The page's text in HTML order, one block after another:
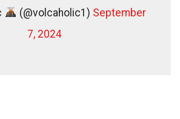
(@volcaholic1) September
7, 2024